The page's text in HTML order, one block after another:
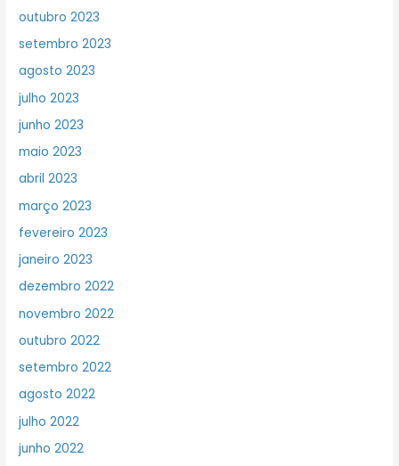
outubro 2023
setembro 2023
agosto 2023
julho 2023
junho 2023
maio 2023
abril 2023
março 2023
fevereiro 2023
janeiro 2023
dezembro 2022
novembro 2022
outubro 2022
setembro 2022
agosto 2022
julho 2022
junho 2022